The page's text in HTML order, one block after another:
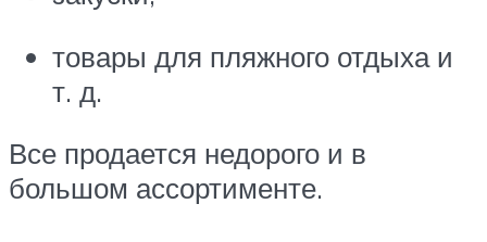
товары для пляжного отдыха и
т. д.
Все продается недорого и в
большом ассортименте.